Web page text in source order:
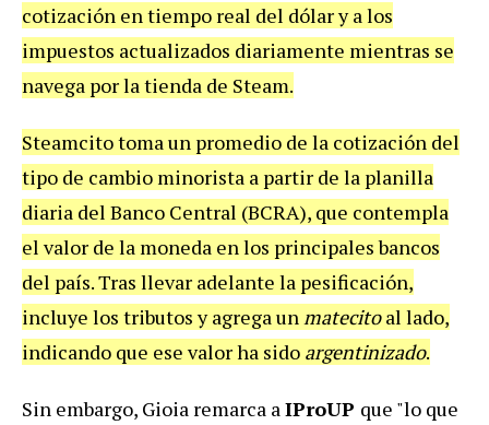
cotización en tiempo real del dólar y a los
impuestos actualizados diariamente mientras se
navega por la tienda de Steam.
Steamcito toma un promedio de la cotización del
tipo de cambio minorista a partir de la planilla
diaria del Banco Central (BCRA), que contempla
el valor de la moneda en los principales bancos
del país. Tras llevar adelante la pesificación,
incluye los tributos y agrega unmatecitoal lado,
indicando que ese valor ha sido argentinizado.
Sin embargo, Gioia remarca aIProUP que "lo que